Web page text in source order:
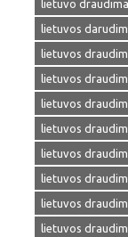
lietuvo
lietuvos
lietuvos
lietuvos
lietuvos
lietuvos
lietuvos
lietuvos
lietuvos
lietuvos